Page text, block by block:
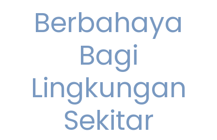
Berbahaya
Bagi
Lingkungan
Sekitar